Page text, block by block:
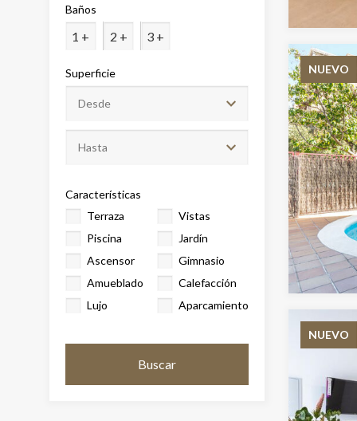
Baños
1 + 2 + 3 +
Superficie
Características
Terraza
Vistas
Piscina
Jardín
Ascensor
Gimnasio
Amueblado
Calefacción
Lujo
Aparcamiento
Buscar
NUEVO
NUEVO
los
que
del
Estas
hábitos
en el
usuario.